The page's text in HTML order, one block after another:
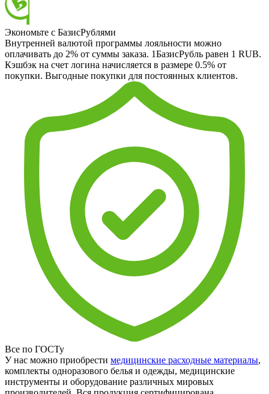
Экономьте с БазисРублями
Внутренней валютой программы лояльности можно
оплачивать до 2% от суммы заказа. 1БазисРубль равен 1 RUB.
Кэшбэк на счет логина начисляется в размере 0.5% от
покупки. Выгодные покупки для постоянных клиентов.
Все по ГОСТу
У нас можно приобрести медицинские расходные материалы,
комплекты одноразового белья и одежды, медицинские
инструменты и оборудование различных мировых